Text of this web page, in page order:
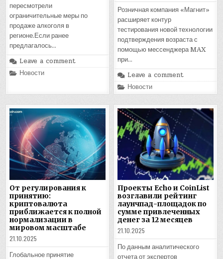
пересмотрели
ограничительные меры по
продаже алкоголя в
регионе.Если ранее
предлагалось…
Leave a comment
Posted
Новости
Розничная компания «Магнит»
расширяет контур
тестирования новой технологии
подтверждения возраста с
помощью мессенджера MAX
при…
Leave a comment
Posted
in
Новости
От регулирования к
принятию:
криптовалюта
приближается к полной
нормализации в
мировом масштабе
21.10.2025
Глобальное принятие
Проекты Echo и CoinList
возглавили рейтинг
лаунчпад-площадок по
сумме привлеченных
денег за 12 месяцев
21.10.2025
По данным аналитического
отчета от экспертов